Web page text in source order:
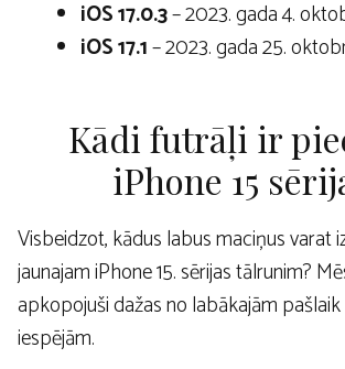
iOS 17.0.3– 2023. gada 4.
iOS 17.1– 2023. gada 25.
Kādi futrāļi ir
iPhone 15
Visbeidzot, kādus labus maciņus varat
jaunajam iPhone 15. sērijas tālrunim?
apkopojuši dažas no labākajām
iespējām.